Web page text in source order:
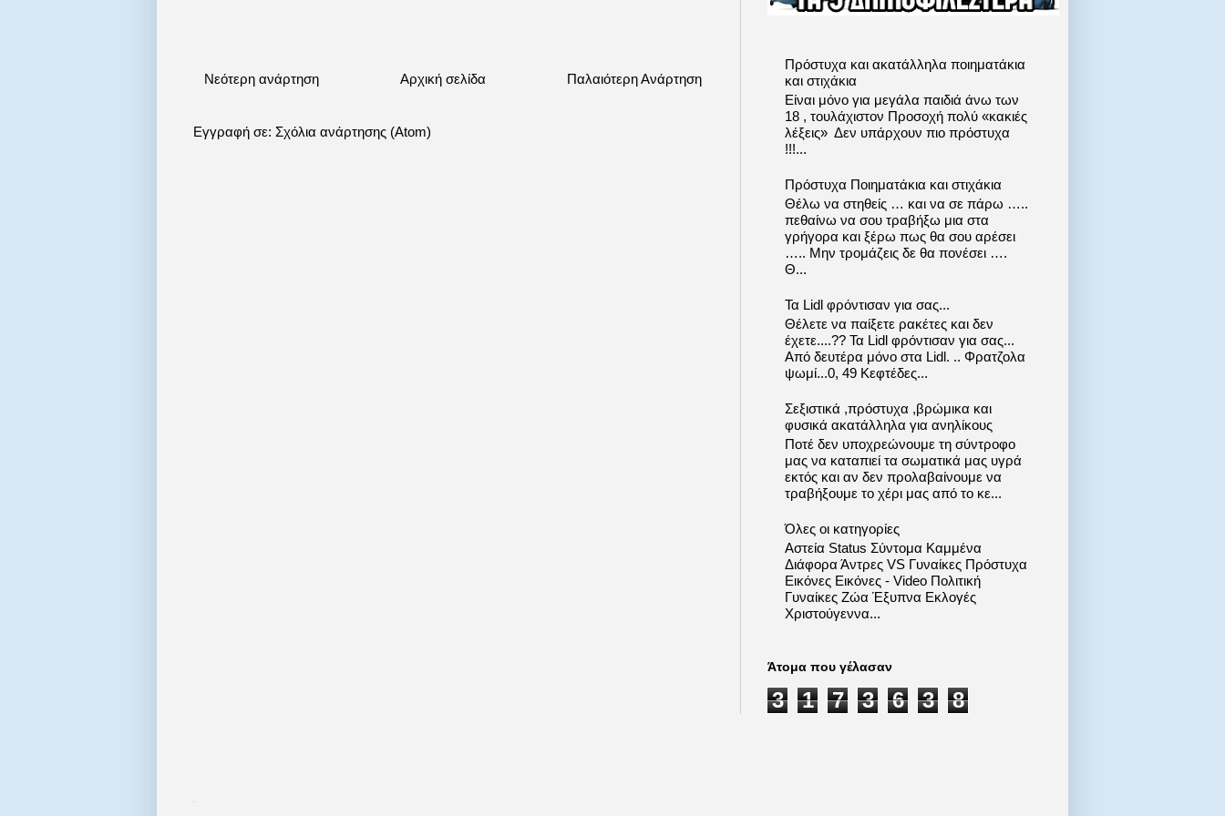
Νεότερη ανάρτηση Παλαιότερη Ανάρτηση
Αρχική σελίδα
Εγγραφή σε: Σχόλια ανάρτησης (Atom)
Πρόστυχα και ακατάλληλα ποιηματάκια
και στιχάκια
Είναι μόνο για μεγάλα παιδιά άνω των
18 , τουλάχιστον Προσοχή πολύ «κακιές
λέξεις» Δεν υπάρχουν πιο πρόστυχα
!!!...
Πρόστυχα Ποιηματάκια και στιχάκια
Θέλω να στηθείς … και να σε πάρω …..
πεθαίνω να σου τραβήξω μια στα
γρήγορα και ξέρω πως θα σου αρέσει
….. Μην τρομάζεις δε θα πονέσει ….
Θ...
Τα Lidl φρόντισαν για σας...
Θέλετε να παίξετε ρακέτες και δεν
έχετε....?? Τα Lidl φρόντισαν για σας...
Από δευτέρα μόνο στα Lidl. .. Φρατζολα
ψωμί...0, 49 Κεφτέδες...
Σεξιστικά ,πρόστυχα ,βρώμικα και
φυσικά ακατάλληλα για ανηλίκους
Ποτέ δεν υποχρεώνουμε τη σύντροφο
μας να καταπιεί τα σωματικά μας υγρά
εκτός και αν δεν προλαβαίνουμε να
τραβήξουμε το χέρι μας από το κε...
Όλες οι κατηγορίες
Αστεία Status Σύντομα Καμμένα
Διάφορα Άντρες VS Γυναίκες Πρόστυχα
Εικόνες Εικόνες - Video Πολιτική
Γυναίκες Ζώα Έξυπνα Εκλογές
Χριστούγεννα...
Άτομα που γέλασαν
3 1 7 3 6 3 8